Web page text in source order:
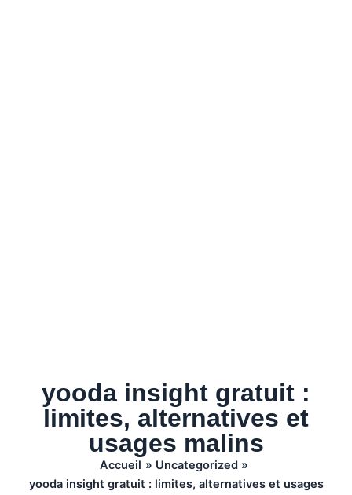
yooda insight gratuit :
limites, alternatives et
usages malins
Accueil
Uncategorized
yooda insight gratuit : limites, alternatives et usages